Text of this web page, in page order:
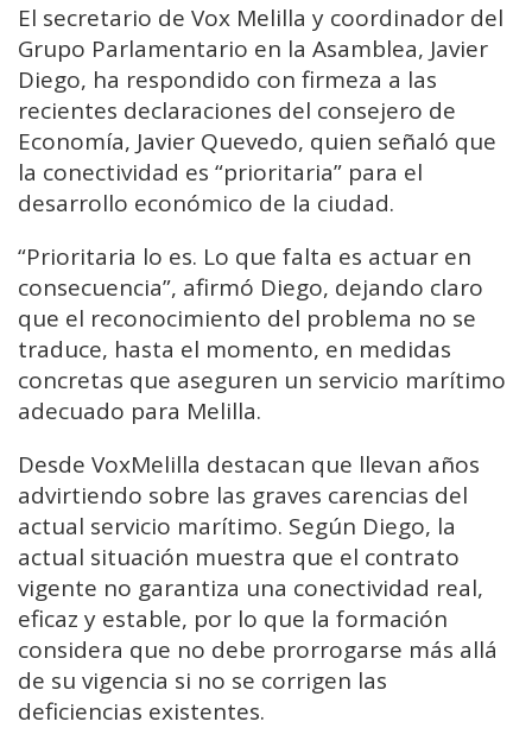
El secretario de Vox Melilla y coordinador del
Grupo Parlamentario en la Asamblea, Javier
Diego, ha respondido con firmeza a las
recientes declaraciones del consejero de
Economía, Javier Quevedo, quien señaló que
la conectividad es “prioritaria” para el
desarrollo económico de la ciudad.
“Prioritaria lo es. Lo que falta es actuar en
consecuencia”, afirmó Diego, dejando claro
que el reconocimiento del problema no se
traduce, hasta el momento, en medidas
concretas que aseguren un servicio marítimo
adecuado para Melilla.
Desde VoxMelilla destacan que llevan años
advirtiendo sobre las graves carencias del
actual servicio marítimo. Según Diego, la
actual situación muestra que el contrato
vigente no garantiza una conectividad real,
eficaz y estable, por lo que la formación
considera que no debe prorrogarse más allá
de su vigencia si no se corrigen las
deficiencias existentes.